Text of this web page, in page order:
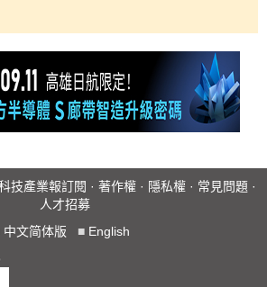
技產業報訂閱 · 著作權 · 隱私權 · 常見問題 ·
人才招募
中文简体版 ■ English